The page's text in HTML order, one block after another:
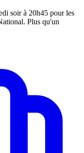
soir à 20h45 pour les
Plus qu'un